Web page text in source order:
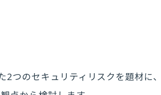
つのセキュリティリスクを題材に、